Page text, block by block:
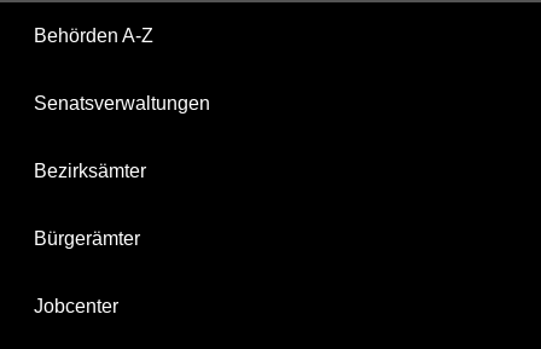
Behörden A-Z
Senatsverwaltungen
Bezirksämter
Bürgerämter
Jobcenter